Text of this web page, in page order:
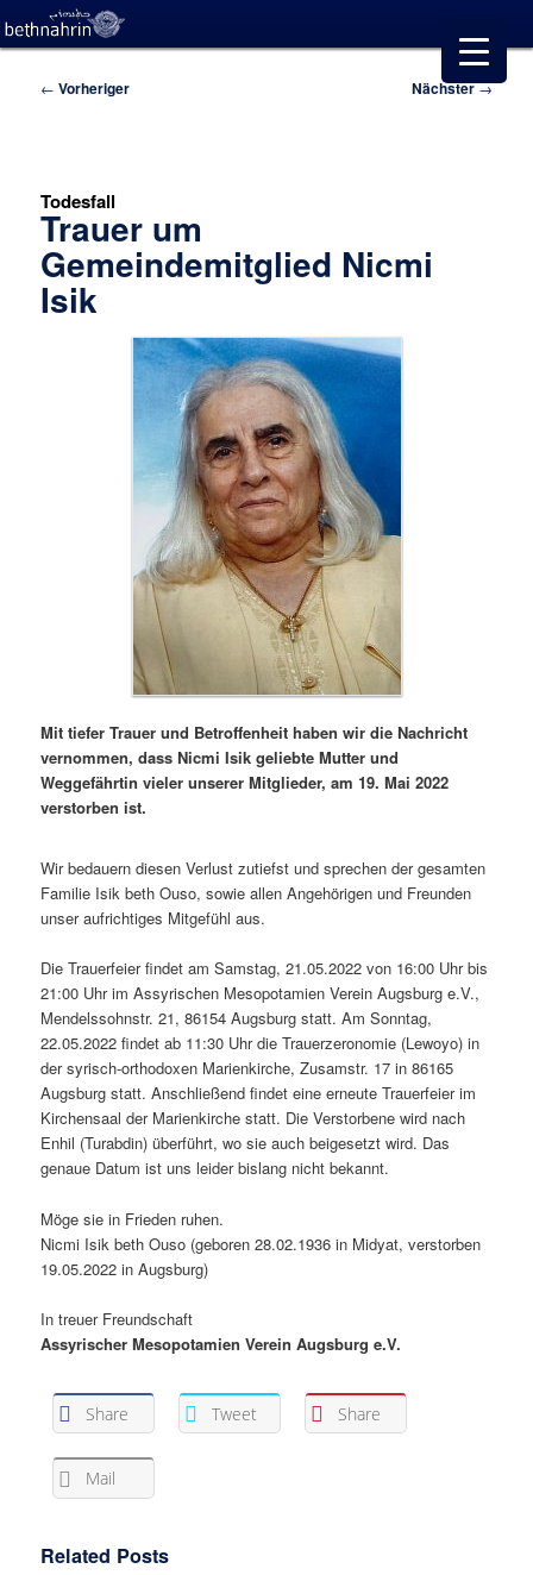
Beitragsnavigation
← Vorheriger Nächster→
Todesfall
Trauer um
Gemeindemitglied Nicmi
Isik
Mit tiefer Trauer und Betroffenheit haben wir die Nachricht
vernommen, dass Nicmi Isik geliebte Mutter und
Weggefährtin vieler unserer Mitglieder, am 19. Mai 2022
verstorben ist.
Wir bedauern diesen Verlust zutiefst und sprechen der gesamten
Familie Isik beth Ouso, sowie allen Angehörigen und Freunden
unser aufrichtiges Mitgefühl aus.
Die Trauerfeier findet am Samstag, 21.05.2022 von 16:00 Uhr bis
21:00 Uhr im Assyrischen Mesopotamien Verein Augsburg e.V.,
Mendelssohnstr. 21, 86154 Augsburg statt. Am Sonntag,
22.05.2022 findet ab 11:30 Uhr die Trauerzeronomie (Lewoyo) in
der syrisch-orthodoxen Marienkirche, Zusamstr. 17 in 86165
Augsburg statt. Anschließend findet eine erneute Trauerfeier im
Kirchensaal der Marienkirche statt. Die Verstorbene wird nach
Enhil (Turabdin) überführt, wo sie auch beigesetzt wird. Das
genaue Datum ist uns leider bislang nicht bekannt.
Möge sie in Frieden ruhen.
Nicmi Isik beth Ouso (geboren 28.02.1936 in Midyat, verstorben
19.05.2022 in Augsburg)
In treuer Freundschaft
Assyrischer Mesopotamien Verein Augsburg e.V.
Share Tweet Share
Mail
Related Posts